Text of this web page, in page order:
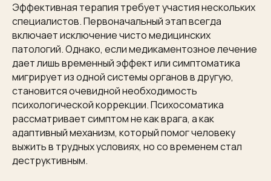
Эффективная терапия требует участия нескольких
специалистов. Первоначальный этап всегда
включает исключение чисто медицинских
патологий. Однако, если медикаментозное лечение
дает лишь временный эффект или симптоматика
мигрирует из одной системы органов в другую,
становится очевидной необходимость
психологической коррекции. Психосоматика
рассматривает симптом не как врага, а как
адаптивный механизм, который помог человеку
выжить в трудных условиях, но со временем стал
деструктивным.